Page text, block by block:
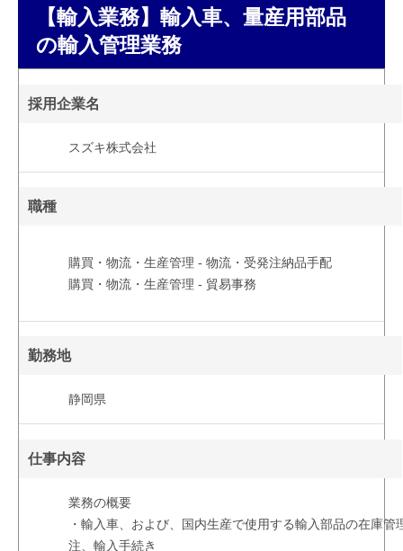
【輸入業務】輸入車、量産用部品
の輸入管理業務
採用企業名
スズキ株式会社
職種
購買・物流・生産管理 - 物流・受発注納品手配
購買・物流・生産管理 - 貿易事務
勤務地
静岡県
仕事内容
業務の概要
・輸入車、および、国内生産で使用する輸入部品の在庫管
注、輸入手続き